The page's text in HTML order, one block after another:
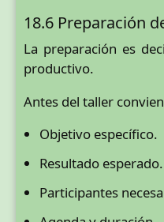
18.6 Preparación
La preparación es
productivo.
Antes del taller
Objetivo específico.
Resultado esperado.
Participantes